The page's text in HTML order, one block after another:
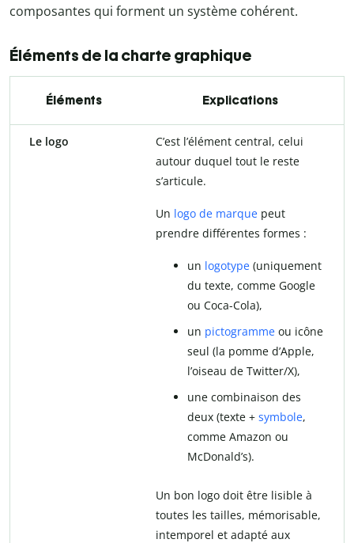
composantes qui forment un système cohérent.
Éléments de la charte graphique
Éléments Explications
Le logo
C’est l’élément central, celui
autour duquel tout le reste
s’articule.
Un logo de marque peut
prendre différentes formes :
un logotype (uniquement
du texte, comme Google
ou Coca-Cola),
un pictogramme ou icône
seul (la pomme d’Apple,
l’oiseau de Twitter/X),
une combinaison des
deux (texte + symbole,
comme Amazon ou
McDonald’s).
Un bon logo doit être lisible à
toutes les tailles, mémorisable,
intemporel et adapté aux